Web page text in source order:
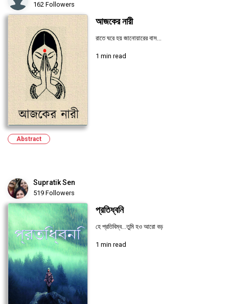
162 Followers
আজকের নারী
রাতে ঘরে হয় জানোয়ারের বাস...
1 min read
Abstract
Supratik Sen
519 Followers
প্রতিধ্বনি
হে প্রতিবিম্ব...তুমি হও আরো বড়
1 min read